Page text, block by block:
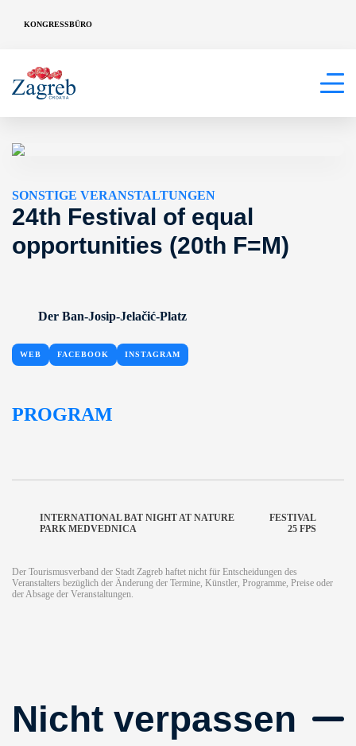
KONGRESSBÜRO
SONSTIGE VERANSTALTUNGEN
24th Festival of equal
opportunities (20th F=M)
Der Ban-Josip-Jelačić-Platz
WEB FACEBOOK INSTAGRAM
PROGRAM
INTERNATIONAL BAT NIGHT AT NATURE
PARK MEDVEDNICA
FESTIVAL
25 FPS
Der Tourismusverband der Stadt Zagreb haftet nicht für Entscheidungen des
Veranstalters bezüglich der Änderung der Termine, Künstler, Programme, Preise oder
der Absage der Veranstaltungen.
Nicht verpassen